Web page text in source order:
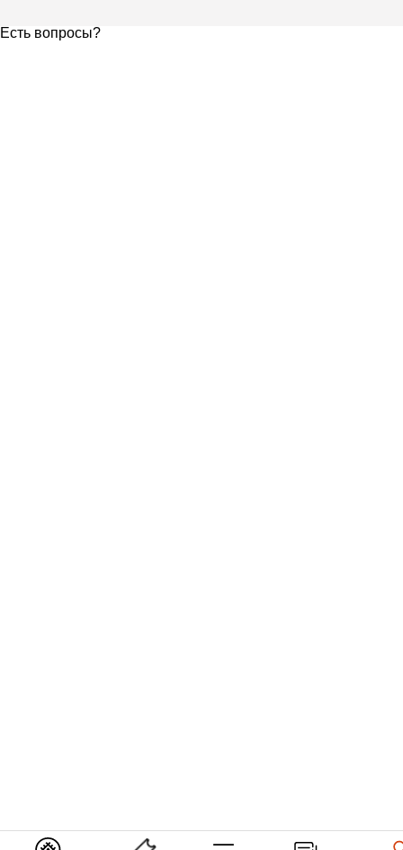
Есть вопросы?